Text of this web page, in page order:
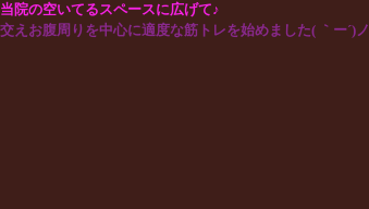
院の空いてるスペースに広げて♪
えお腹周りを中心に適度な筋トレを始めました( ｀ー´)ノ